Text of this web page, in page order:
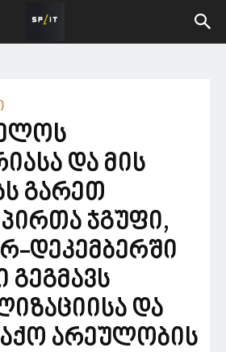
და მის
გარეთ
ჯგუფი,
დეკემბერში
გეგმავს
და
არეულობის